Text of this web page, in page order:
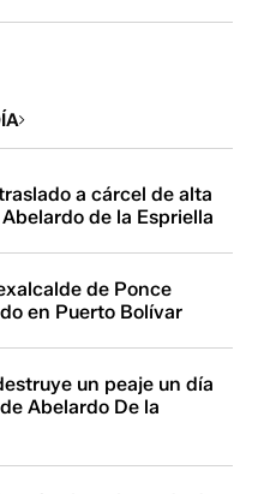
a cárcel de alta
de la Espriella
de Ponce
en Puerto Bolívar
un peaje un día
Abelardo De la